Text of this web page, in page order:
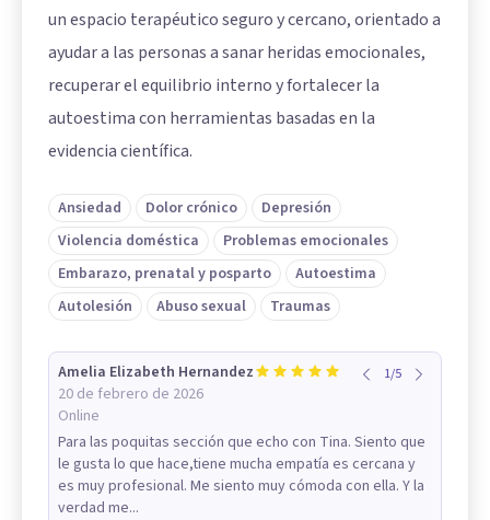
un espacio terapéutico seguro y cercano, orientado a
ayudar a las personas a sanar heridas emocionales,
recuperar el equilibrio interno y fortalecer la
autoestima con herramientas basadas en la
evidencia científica.
Ansiedad Dolor crónico
Depresión
Violencia doméstica
Problemas emocionales
Embarazo, prenatal y posparto
Autoestima
Autolesión
Abuso sexual Traumas
Amelia Elizabeth Hernandez
20 de febrero de 2026
Online
1/5
Para las poquitas sección que echo con Tina. Siento que
le gusta lo que hace,tiene mucha empatía es cercana y
es muy profesional. Me siento muy cómoda con ella. Y la
verdad me...